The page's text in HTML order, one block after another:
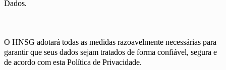
Dados.
O HNSG adotará todas as medidas razoavelmente necessárias para
garantir que seus dados sejam tratados de forma confiável, segura e
de acordo com esta Política de Privacidade.